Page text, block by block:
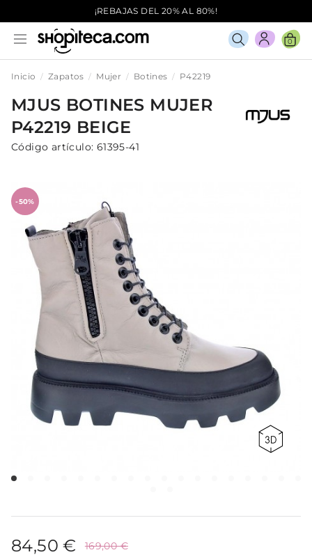
¡REBAJAS DEL 20% AL 80%!
0
Inicio Zapatos Mujer Botines P42219
MJUS BOTINES MUJER
P42219 BEIGE
Código artículo: 61395-41
-50%
84,50 € 169,00 €